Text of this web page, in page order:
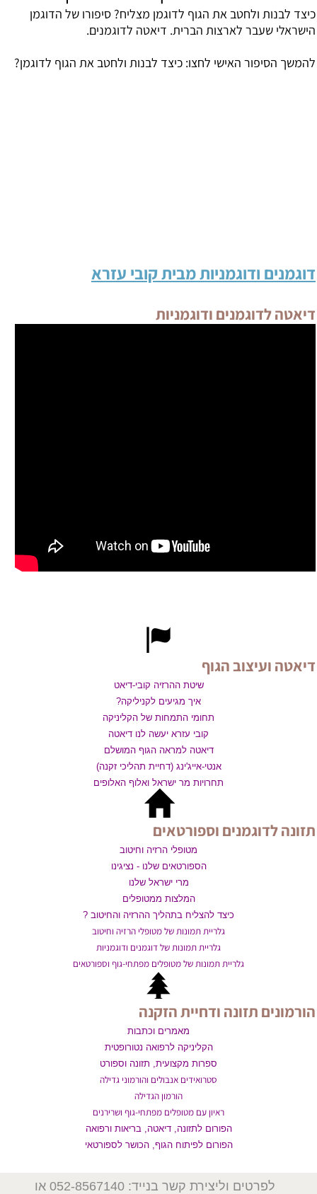
כיצד לבנות ולחטב את הגוף לדוגמן מצליח? סיפורו של הדוגמן
הישראלי שעבר לארצות הברית. דיאטה לדוגמנים.
להמשך הסיפור האישי לחצו: כיצד לבנות ולחטב את הגוף לדוגמן?
דוגמנים ודוגמניות מבית קובי עזרא
דיאטה לדוגמנים ודוגמניות
דיאטה ועיצוב הגוף
שיטת ההרזיה קובי-דיאט
איך מגיעים לקניליקה?
תחומי התמחות של הקליניקה
קובי עזרא יעשה לנו דיאטה
דיאטה למראה הגוף המושלם
אנטי-אייג'ינג (דחיית תהליכי זקנה)
תחרויות מר ישראל ואלוף האלופים
תזונה לדוגמנים וספורטאים
מטופלי הרזיה וחיטוב
הספורטאים שלנו - נציגינו
מרי ישראל שלנו
המלצות ממטופלים
כיצד להצליח בתהליך ההרזיה והחיטוב ?
גלריית תמונות של מטופלי הרזיה וחיטוב
גלריית תמונות של דוגמנים ודוגמניות
גלריית תמונות של מטופלים מפתחי-גוף וספורטאים
הורמונים תזונה ודחיית הזקנה
מאמרים וכתבות
הקליניקה לרפואה נטורופטית
ספרות מקצועית, תזונה וספורט
סטרואידים אנבולים והורמוני גדילה
הורמון הגדילה
ראיון עם מטופלים מפתחי-גוף ושרירנים
הפורום לתזונה, דיאטה, בריאות ורפואה
הפורום לפיתוח הגוף, הכושר לספורטאי
לפרטים וליצירת קשר בנייד: 052-8567140
או